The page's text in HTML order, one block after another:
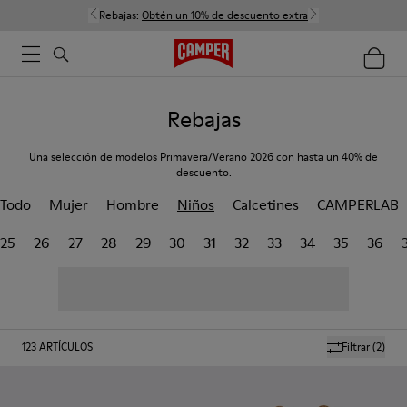
Rebajas: Obtén un 10% de descuento extra
Rebajas
Una selección de modelos Primavera/Verano 2026 con hasta un 40% de
descuento.
Todo Mujer Hombre Niños Calcetines
CAMPERLAB
25
26 27 28 29 30 31 32 33 34 35 36
Filtrar(2)
123ARTÍCULOS